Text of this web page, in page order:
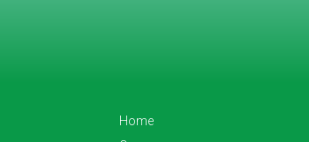
Home